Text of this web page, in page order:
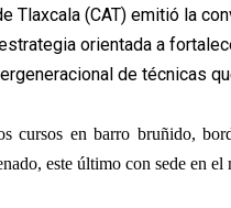
Tlaxcala (CAT) emitió la
orientada a
de técnicas
cursos en barro bruñido,
este último con sede en